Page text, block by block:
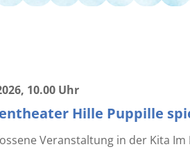
, 10.00 Uhr
Hille Puppille
Veranstaltung in der Kita